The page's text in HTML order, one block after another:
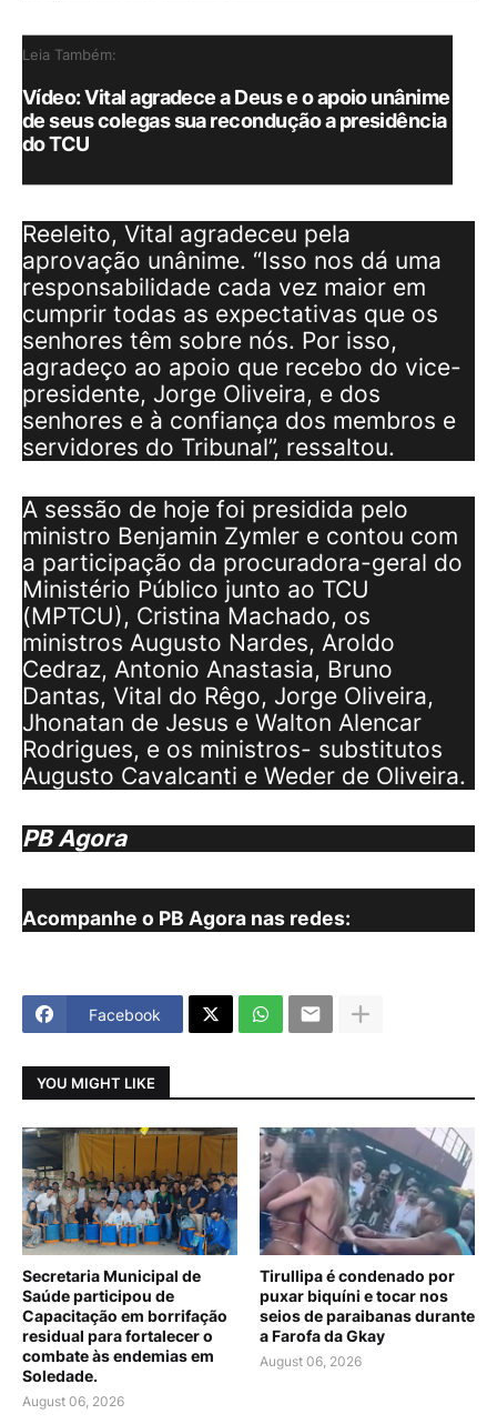
Leia Também:
Vídeo: Vital agradece a Deus e o apoio unânime
de seus colegas sua recondução a presidência
do TCU
Reeleito, Vital agradeceu pela
aprovação unânime. “Isso nos dá uma
responsabilidade cada vez maior em
cumprir todas as expectativas que os
senhores têm sobre nós. Por isso,
agradeço ao apoio que recebo do vice-
presidente, Jorge Oliveira, e dos
senhores e à confiança dos membros e
servidores do Tribunal”, ressaltou.
A sessão de hoje foi presidida pelo
ministro Benjamin Zymler e contou com
a participação da procuradora-geral do
Ministério Público junto ao TCU
(MPTCU), Cristina Machado, os
ministros Augusto Nardes, Aroldo
Cedraz, Antonio Anastasia, Bruno
Dantas, Vital do Rêgo, Jorge Oliveira,
Jhonatan de Jesus e Walton Alencar
Rodrigues, e os ministros- substitutos
Augusto Cavalcanti e Weder de Oliveira.
PB Agora
Acompanhe o PB Agora nas redes:
Facebook
YOU MIGHT LIKE
Secretaria Municipal de
Saúde participou de
Capacitação em borrifação
residual para fortalecer o
combate às endemias em
Soledade.
August 06, 2026
Tirullipa é condenado por
puxar biquíni e tocar nos
seios de paraibanas durante
a Farofa da Gkay
August 06, 2026